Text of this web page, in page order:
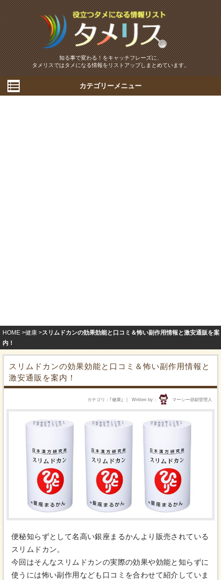
知る事で変わる！をキャッチフレーズに、
タメリスではタメになる情報をリストアップしまとめています。
カテゴリーメニュー
HOME 健康
スリムドカンの効果効能と口コミ＆怖い副作用情報と激安通販を案
内！
スリムドカンの効果効能と口コミ＆怖い副作用情報と
激安通販を案内！
Written by マーシー@副管理人
カテゴリ ｢健康 ｣
便秘知らずとして名高い銀座まるかんより販売されている
スリムドカン。
今回はそんなスリムドカンの実際の効果や効能と知らずに
使うには怖い副作用なども口コミを合わせて紹介していま